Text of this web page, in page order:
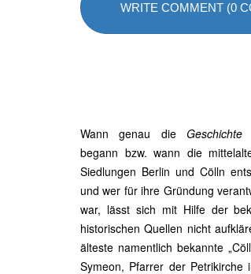
WRITE COMMENT (0
Wann genau dieGeschichte
begann bzw. wann die
Siedlungen Berlin und Cölln
und wer für ihre Gründung
war, lässt sich mit Hilfe der
historischen Quellen nicht
älteste namentlich bekannte
Symeon, Pfarrer der Petrikirche